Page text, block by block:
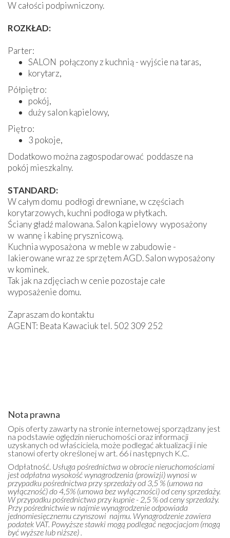
W całości podpiwniczony.
ROZKŁAD:
Parter:
SALON połączony z kuchnią - wyjście na taras,
korytarz,
Półpiętro:
pokój,
duży salon kąpielowy,
Piętro:
3 pokoje,
Dodatkowo można zagospodarować poddasze na
pokój mieszkalny.
STANDARD:
W całym domu podłogi drewniane, w częściach
korytarzowych, kuchni podłoga w płytkach.
Ściany gładź malowana. Salon kąpielowy wyposażony
w wannę i kabinę prysznicową.
Kuchnia wyposażona w meble w zabudowie -
lakierowane wraz ze sprzętem AGD. Salon wyposażony
w kominek.
Tak jak na zdjęciach w cenie pozostaje całe
wyposażenie domu.
Zapraszam do kontaktu
AGENT: Beata Kawaciuk tel. 502 309 252
Nota prawna
Opis oferty zawarty na stronie internetowej sporządzany jest
na podstawie oględzin nieruchomości oraz informacji
uzyskanych od właściciela, może podlegać aktualizacji i nie
stanowi oferty określonej w art. 66 i następnych K.C.
Odpłatność. Usługa pośrednictwa w obrocie nieruchomościami
jest odpłatna wysokość wynagrodzenia (prowizji) wynosi w
przypadku pośrednictwa przy sprzedaży od 3,5 % (umowa na
wyłączność) do 4,5% (umowa bez wyłączności) od ceny sprzedaży.
W przypadku pośrednictwa przy kupnie - 2,5 % od ceny sprzedaży.
Przy pośrednictwie w najmie wynagrodzenie odpowiada
jednomiesięcznemu czynszowi najmu. Wynagrodzenie zawiera
podatek VAT. Powyższe stawki mogą podlegać negocjacjom (mogą
być wyższe lub niższe) .